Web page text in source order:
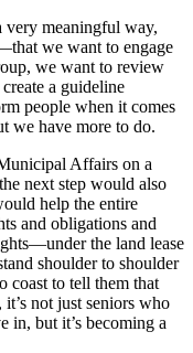
very meaningful way,
we want to engage
we want to review
a guideline
people when it comes
we have more to do.
Affairs on a
next step would also
help the entire
and obligations and
the land lease
shoulder to shoulder
coast to tell them that
not just seniors who
in, but it’s becoming a